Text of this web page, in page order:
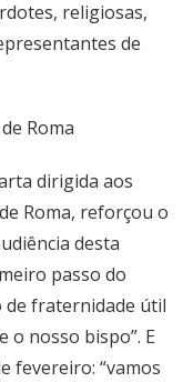
religiosas,
de
Roma
dirigida aos
Roma, reforçou o
desta
passo do
de fraternidade útil
o nosso bispo”. E
fevereiro: “vamos